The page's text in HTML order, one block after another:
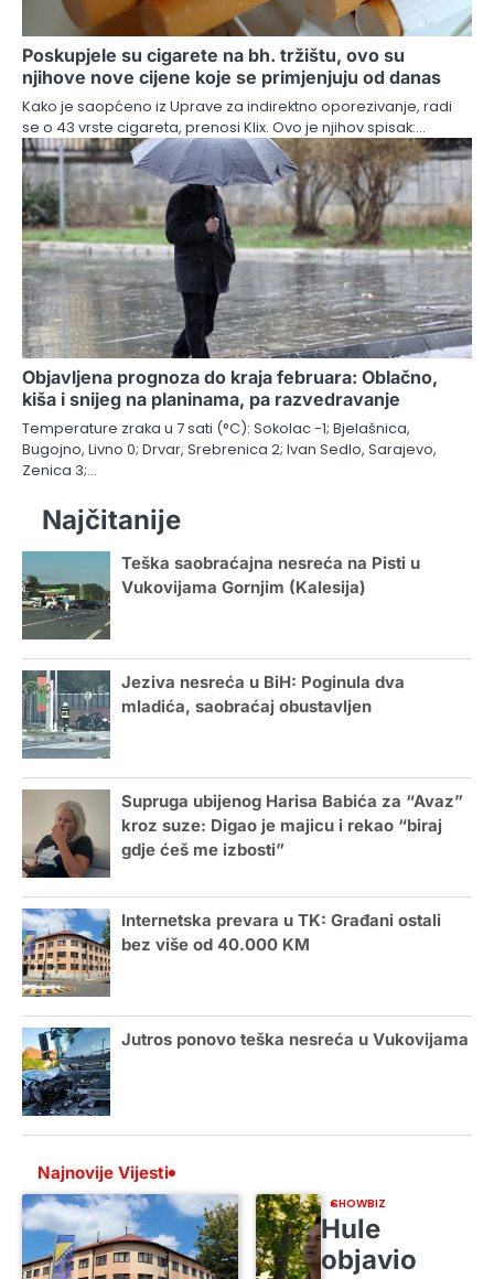
Poskupjele su cigarete na bh. tržištu, ovo su
njihove nove cijene koje se primjenjuju od danas
Kako je saopćeno iz Uprave za indirektno oporezivanje, radi
se o 43 vrste cigareta, prenosi Klix. Ovo je njihov spisak:…
Objavljena prognoza do kraja februara: Oblačno,
kiša i snijeg na planinama, pa razvedravanje
Temperature zraka u 7 sati (°C): Sokolac -1; Bjelašnica,
Bugojno, Livno 0; Drvar, Srebrenica 2; Ivan Sedlo, Sarajevo,
Zenica 3;…
Najčitanije
Teška saobraćajna nesreća na Pisti u
Vukovijama Gornjim (Kalesija)
Jeziva nesreća u BiH: Poginula dva
mladića, saobraćaj obustavljen
Supruga ubijenog Harisa Babića za “Avaz”
kroz suze: Digao je majicu i rekao “biraj
gdje ćeš me izbosti”
Internetska prevara u TK: Građani ostali
bez više od 40.000 KM
Jutros ponovo teška nesreća u Vukovijama
Najnovije Vijesti
SHOWBIZ
Hule
objavio